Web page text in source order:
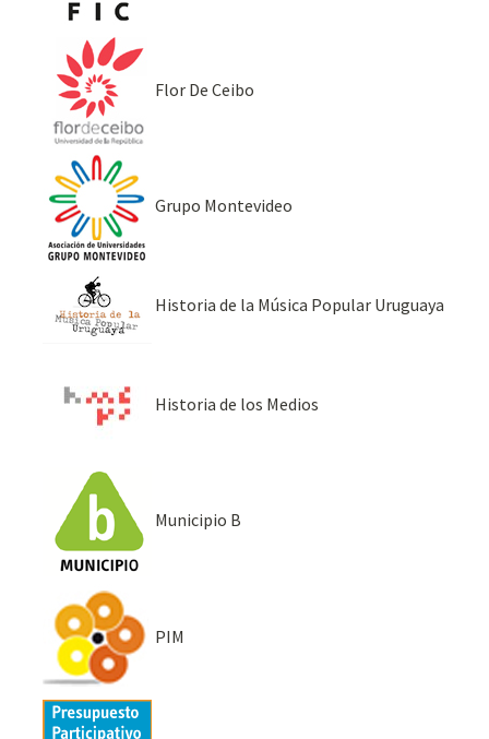
Flor De Ceibo
Grupo Montevideo
Historia de la Música Popular Uruguaya
Historia de los Medios
Municipio B
PIM